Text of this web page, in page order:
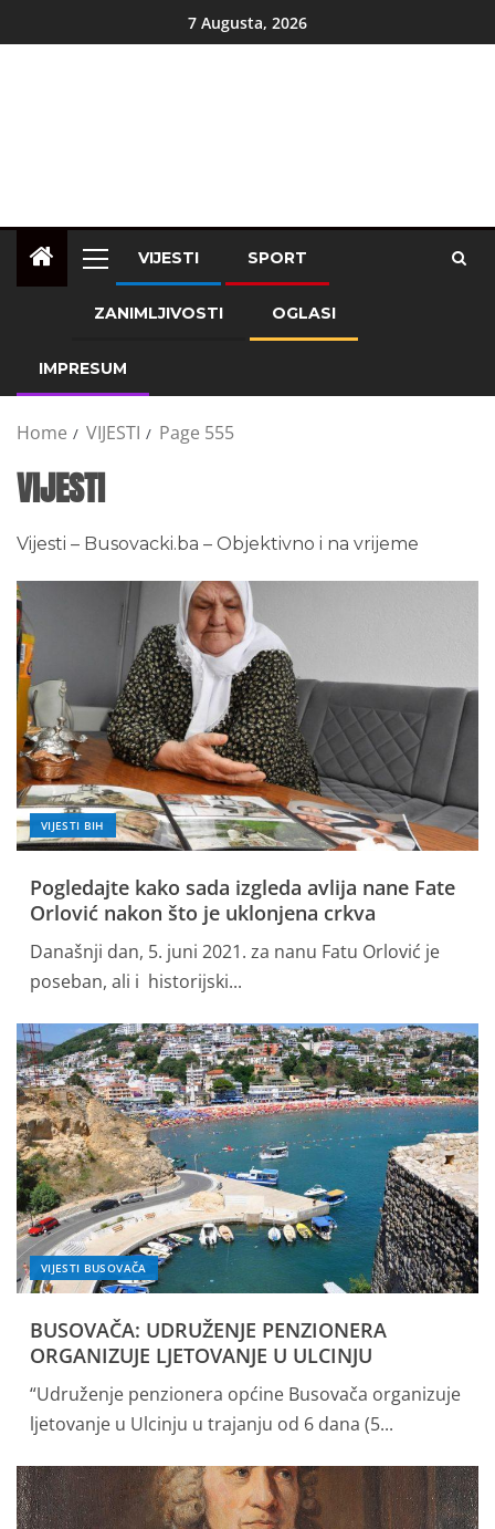
7 Augusta, 2026
VIJESTI SPORT
ZANIMLJIVOSTI OGLASI
IMPRESUM
Home VIJESTI Page 555
VIJESTI
Vijesti – Busovacki.ba – Objektivno i na vrijeme
VIJESTI BIH
Pogledajte kako sada izgleda avlija nane Fate
Orlović nakon što je uklonjena crkva
Današnji dan, 5. juni 2021. za nanu Fatu Orlović je
poseban, ali i historijski...
VIJESTI BUSOVAČA
BUSOVAČA: UDRUŽENJE PENZIONERA
ORGANIZUJE LJETOVANJE U ULCINJU
“Udruženje penzionera općine Busovača organizuje
ljetovanje u Ulcinju u trajanju od 6 dana (5...